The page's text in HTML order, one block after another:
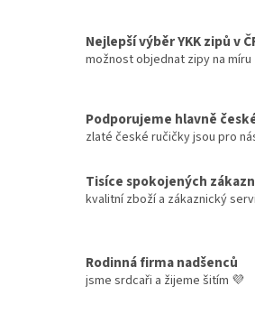
c
í
k
y
ý
p
á
n
í
Nejlepší výběr YKK zipů v
možnost objednat zipy na míru
Podporujeme hlavně
zlaté české ručičky jsou pro
Tisíce spokojených
kvalitní zboží a zákaznický
Rodinná firma nadšenců
jsme srdcaři a žijeme šitím 💜